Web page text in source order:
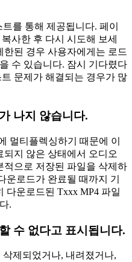
를 통해 제공됩니다. 페이
사한 후 다시 시도해 보세
된 경우 사용자에게는 로드
수 있습니다. 잠시 기다렸다
문제가 해결되는 경우가 많
나지 않습니다.
멀티플렉싱하기 때문에 이
되지 않은 상태에서 오디오
적으로 저장된 파일을 삭제하
운로드가 완료될 때까지 기
다운로드된 Txxx MP4 파일
.
수 없다고 표시됩니다.
제되었거나, 내려졌거나,